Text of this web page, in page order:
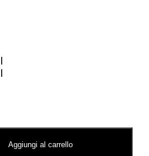
Aggiungi al carrello